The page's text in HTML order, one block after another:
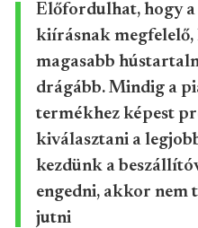
Előfordulhat, hogy a
kiírásnak
magasabb
drágább. Mindig a
termékhez képest
kiválasztani a
kezdünk a
engedni, akkor nem
jutni